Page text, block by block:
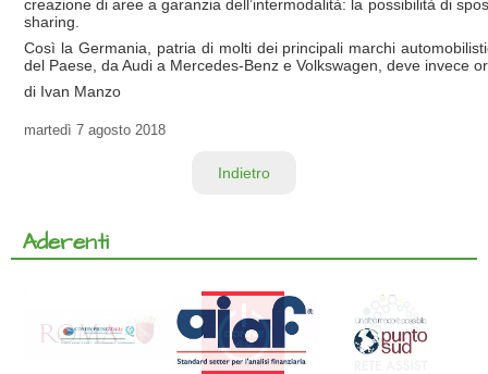
creazione di aree a garanzia dell’intermodalità: la possibilità di
sharing.
Così la Germania, patria di molti dei principali marchi
del Paese, da Audi a Mercedes-Benz e Volkswagen, deve invece
di Ivan Manzo
martedì 7 agosto 2018
Indietro
Aderenti